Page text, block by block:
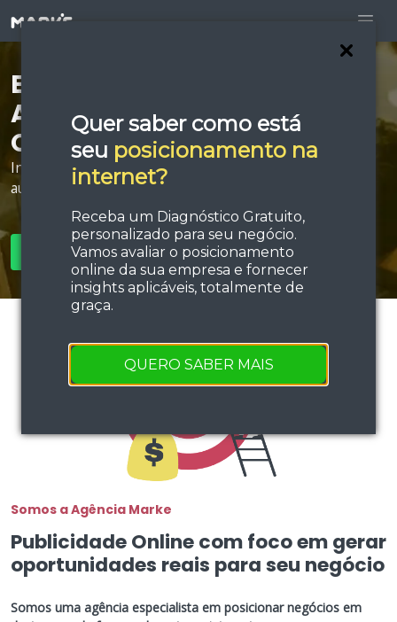
Quer saber como está
seu posicionamento na
internet?
Receba um Diagnóstico Gratuito,
personalizado para seu negócio.
Vamos avaliar o posicionamento
online da sua empresa e fornecer
insights aplicáveis, totalmente de
graça.
QUERO SABER MAIS
Está procurando por
Agência de Publicidade
Online em Porto Seguro?
Invista em estratégias de tráfego e performance e
aumente sua força de vendas!
SOLICITAR ORÇAMENTO
Somos a Agência Marke
Publicidade Online com foco em gerar
oportunidades reais para seu negócio
Somos uma agência especialista em posicionar negócios em